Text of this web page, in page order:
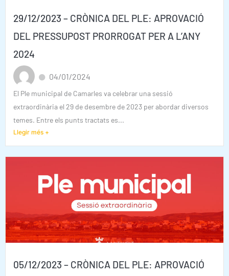
29/12/2023 – CRÒNICA DEL PLE: APROVACIÓ
DEL PRESSUPOST PRORROGAT PER A L’ANY
2024
04/01/2024
El Ple municipal de Camarles va celebrar una sessió
extraordinària el 29 de desembre de 2023 per abordar diversos
temes. Entre els punts tractats es...
Llegir més +
05/12/2023 – CRÒNICA DEL PLE: APROVACIÓ